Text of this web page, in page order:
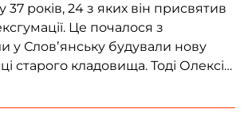
років, 24 з яких він присвятив
Це почалося з
у Словʼянську будували нову
старого кладовища. Тоді Олексій
це на стільки вразило,